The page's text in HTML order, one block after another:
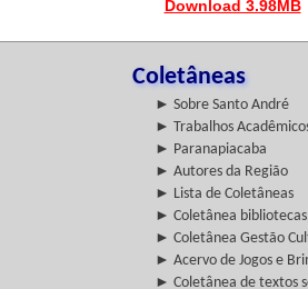
Download 3.98MB
Coletâneas
► Sobre Santo André
► Trabalhos
► Paranapiacaba
► Autores da Região
► Lista de Coletâneas
► Coletânea
► Coletânea Gestão
► Acervo de Jogos e
► Coletânea de textos